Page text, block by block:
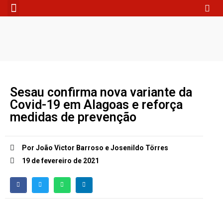
Sesau confirma nova variante da
Covid-19 em Alagoas e reforça
medidas de prevenção
Por João Victor Barroso e Josenildo Törres
19 de fevereiro de 2021